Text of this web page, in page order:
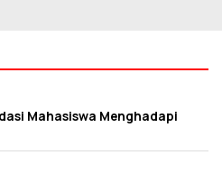
Mahasiswa Menghadapi